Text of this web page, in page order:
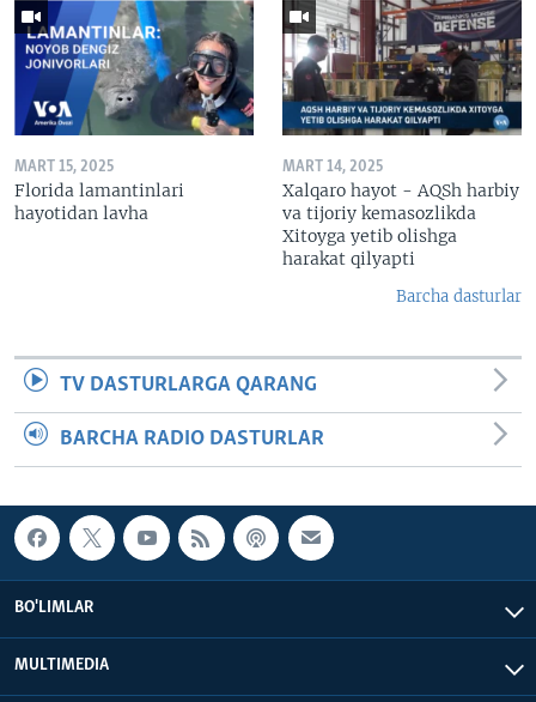
MART 15, 2025
Florida lamantinlari
hayotidan lavha
MART 14, 2025
Xalqaro hayot - AQSh harbiy
va tijoriy kemasozlikda
Xitoyga yetib olishga
harakat qilyapti
Barcha dasturlar
TV DASTURLARGA QARANG
BARCHA RADIO DASTURLAR
BO'LIMLAR
MULTIMEDIA